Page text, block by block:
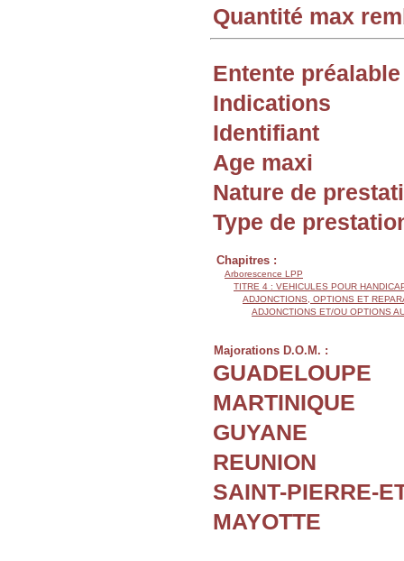
Quantité max
Entente préalable
Indications
Identifiant
Age maxi
Nature de
Type de
Chapitres :
Arborescence LPP
TITRE 4 : VEHICULES POUR
ADJONCTIONS, OPTIONS ET
ADJONCTIONS ET/OU OPTIONS
Majorations D.O.M. :
GUADELOUPE
MARTINIQUE
GUYANE
REUNION
SAINT-PIERRE-
MAYOTTE